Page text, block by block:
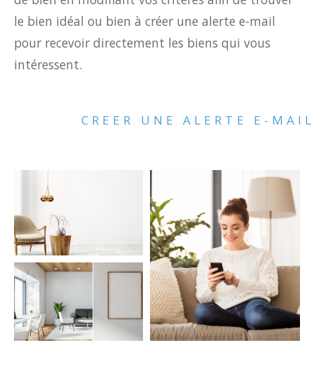
le bien idéal ou bien à créer une alerte e-mail
pour recevoir directement les biens qui vous
intéressent.
CREER UNE ALERTE E-
Pièces
Pièces
Référence
AFFINER LES CRITÈRES
FILTRER PAR
COUPS DE COEUR EXCLUSIVITÉS
NOUVEAUTÉS
RECHERCHER